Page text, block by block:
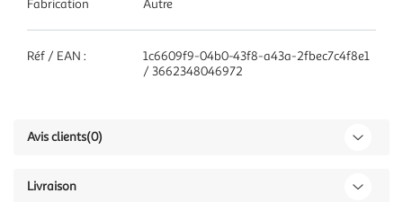
Fabrication
Autre
Réf / EAN :
1c6609f9-04b0-43f8-a43a-2fbec7c4f8e1
/ 3662348046972
Avis clients(0)
Livraison